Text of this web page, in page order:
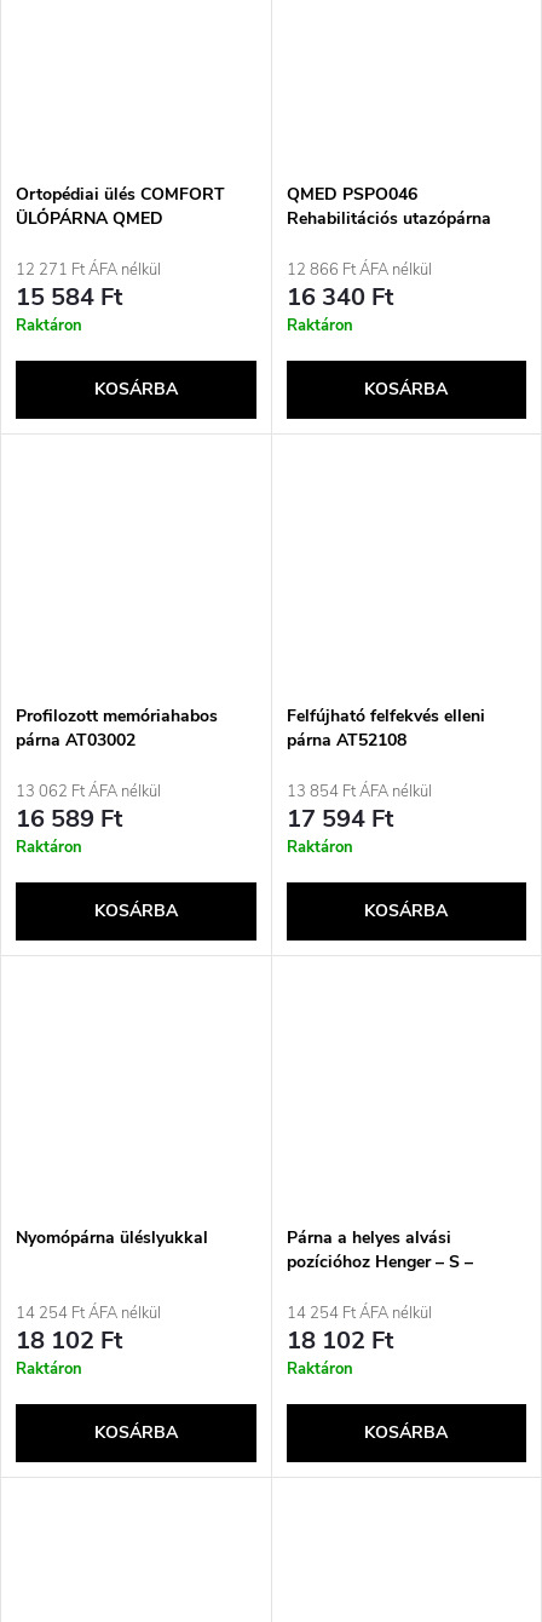
Ortopédiai ülés COMFORT
ÜLŐPÁRNA QMED
12 271 Ft ÁFA nélkül
15 584 Ft
Raktáron
KOSÁRBA
QMED PSPO046
Rehabilitációs utazópárna
12 866 Ft ÁFA nélkül
16 340 Ft
Raktáron
KOSÁRBA
Profilozott memóriahabos
párna AT03002
13 062 Ft ÁFA nélkül
16 589 Ft
Raktáron
KOSÁRBA
Felfújható felfekvés elleni
párna AT52108
13 854 Ft ÁFA nélkül
17 594 Ft
Raktáron
KOSÁRBA
Nyomópárna üléslyukkal
14 254 Ft ÁFA nélkül
18 102 Ft
Raktáron
KOSÁRBA
Párna a helyes alvási
pozícióhoz Henger – S –
14 254 Ft ÁFA nélkül
18 102 Ft
Raktáron
KOSÁRBA